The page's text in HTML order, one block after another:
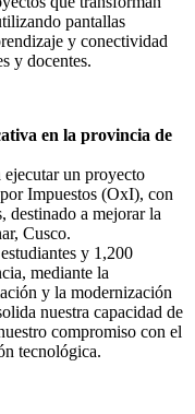
pantallas
y conectividad
y docentes.
en la provincia de
un proyecto
Impuestos (OxI), con
destinado a mejorar la
Cusco.
y 1,200
mediante la
y la modernización
nuestra capacidad de
compromiso con el
tecnológica.